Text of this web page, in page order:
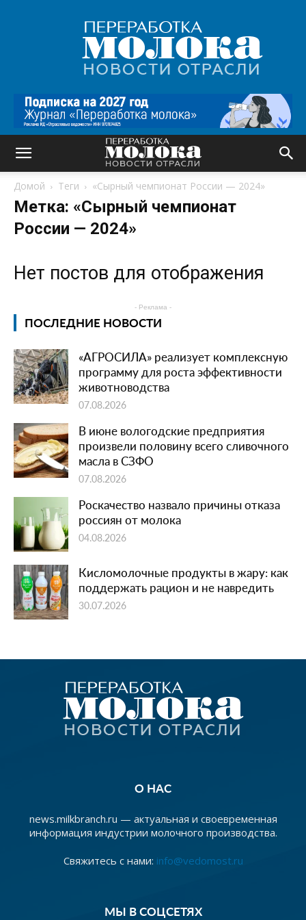
Переработка
молока
|
Новости
Домой Теги «Сырный чемпионат России — 2024»
Метка: «Сырный чемпионат
России — 2024»
Нет постов для отображения
- Реклама -
ПОСЛЕДНИЕ НОВОСТИ
«АГРОСИЛА» реализует комплексную
программу для роста эффективности
животноводства
07.08.2026
В июне вологодские предприятия
произвели половину всего сливочного
масла в СЗФО
07.08.2026
Роскачество назвало причины отказа
россиян от молока
04.08.2026
Кисломолочные продукты в жару: как
поддержать рацион и не навредить
30.07.2026
О НАС
news.milkbranch.ru — актуальная и своевременная
информация индустрии молочного производства.
Свяжитесь с нами: info@vedomost.ru
МЫ В СОЦСЕТЯХ